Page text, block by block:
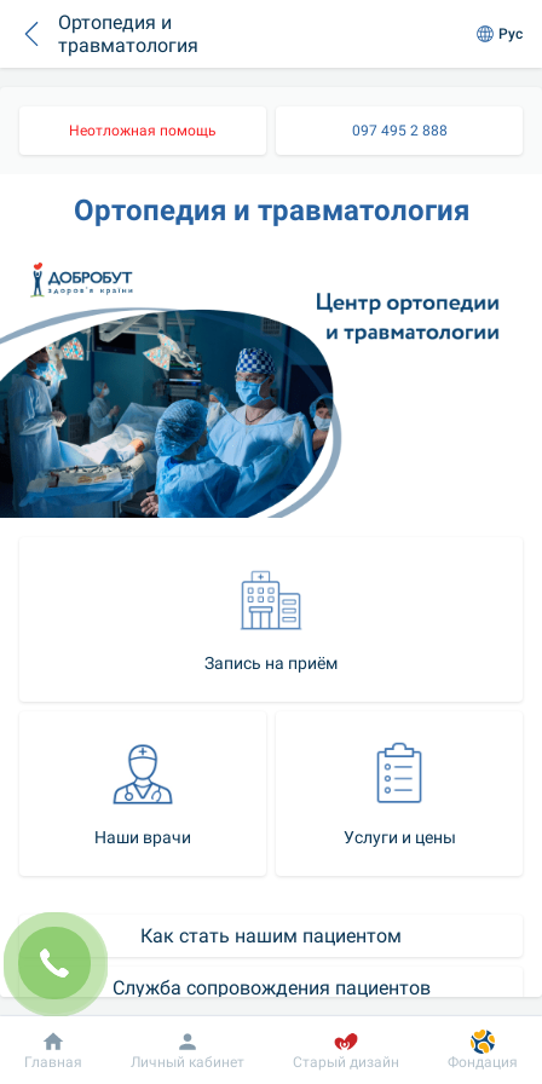
Ортопедия и
травматология
Рус
Неотложная помощь 097 495 2 888
Ортопедия и травматология
Запись на приём
Наши врачи Услуги и цены
Как стать нашим пациентом
Служба сопровождения пациентов
Контакт-центр
Добробут
Информация Пациенту
Главная Личный кабинет Старый дизайн Фондация